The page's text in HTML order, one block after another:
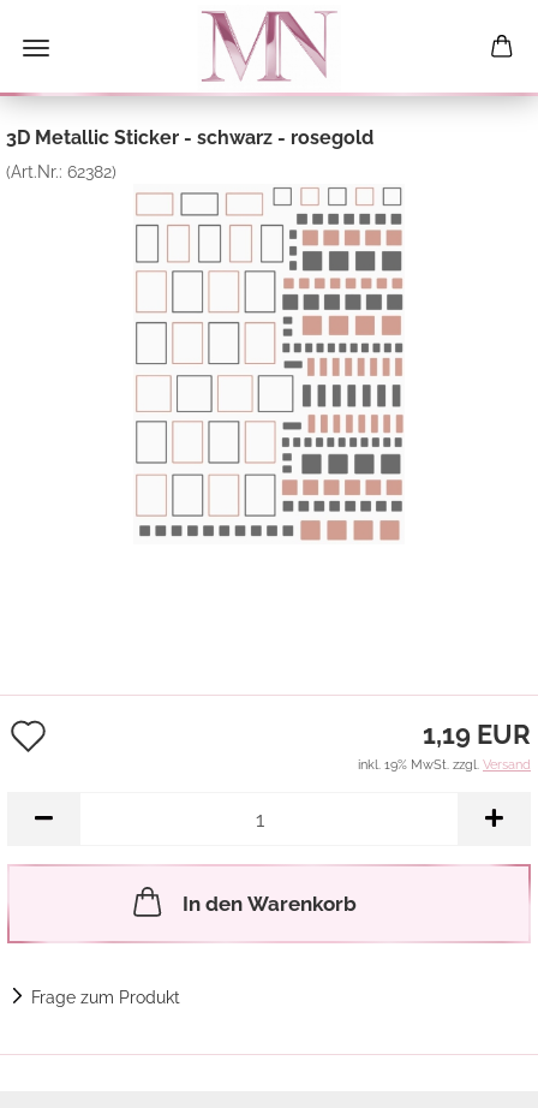
3D Metallic Sticker - schwarz - rosegold
(Art.Nr.: 62382)
Merkzettel
1,19 EUR
inkl. 19% MwSt. zzgl. Versand
In den Warenkorb
Frage zum Produkt